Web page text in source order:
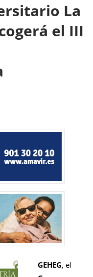
La
el III
GEHEG, el